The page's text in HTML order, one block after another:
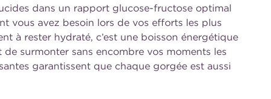
dans un rapport glucose-fructose optimal
vous avez besoin lors de vos efforts les plus
à rester hydraté, c’est une boisson énergétique
surmonter sans encombre vos moments les
garantissent que chaque gorgée est aussi